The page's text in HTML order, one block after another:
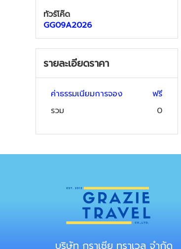
ทัวร์โค๊ด
GG09A2026
รายละเอียดราคา
ค่าธรรมเนียมการจอง
ฟรี
รวม
0
บริษัท กราเซีย ทราเวล จำกัด